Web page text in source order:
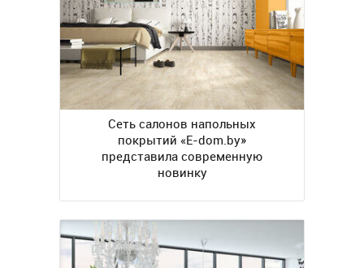
Сеть салонов напольных
покрытий «E-dom.by»
представила современную
новинку